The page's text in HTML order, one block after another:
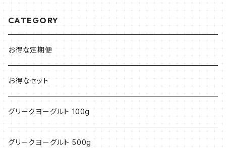
CATEGORY
お得な定期便
お得なセット
グリークヨーグルト 100g
グリークヨーグルト 500g